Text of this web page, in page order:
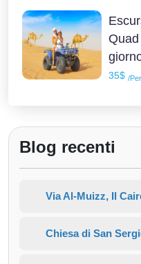
35$ /
Blog recenti
Via Al-Muizz, Il
Chiesa di San